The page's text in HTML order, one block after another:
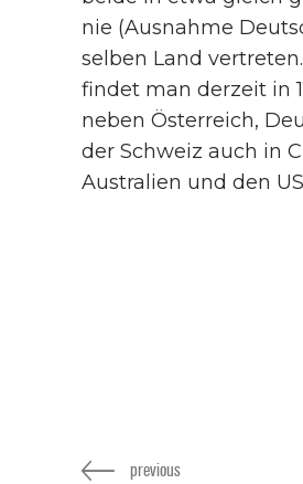
nie (Ausnahme
selben Land
findet man derzeit in
neben Österreich,
der Schweiz auch in
Australien und den
previous